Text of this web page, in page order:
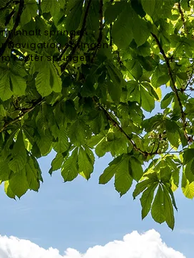
Inhalt springen
Navigation springen
Footer springen